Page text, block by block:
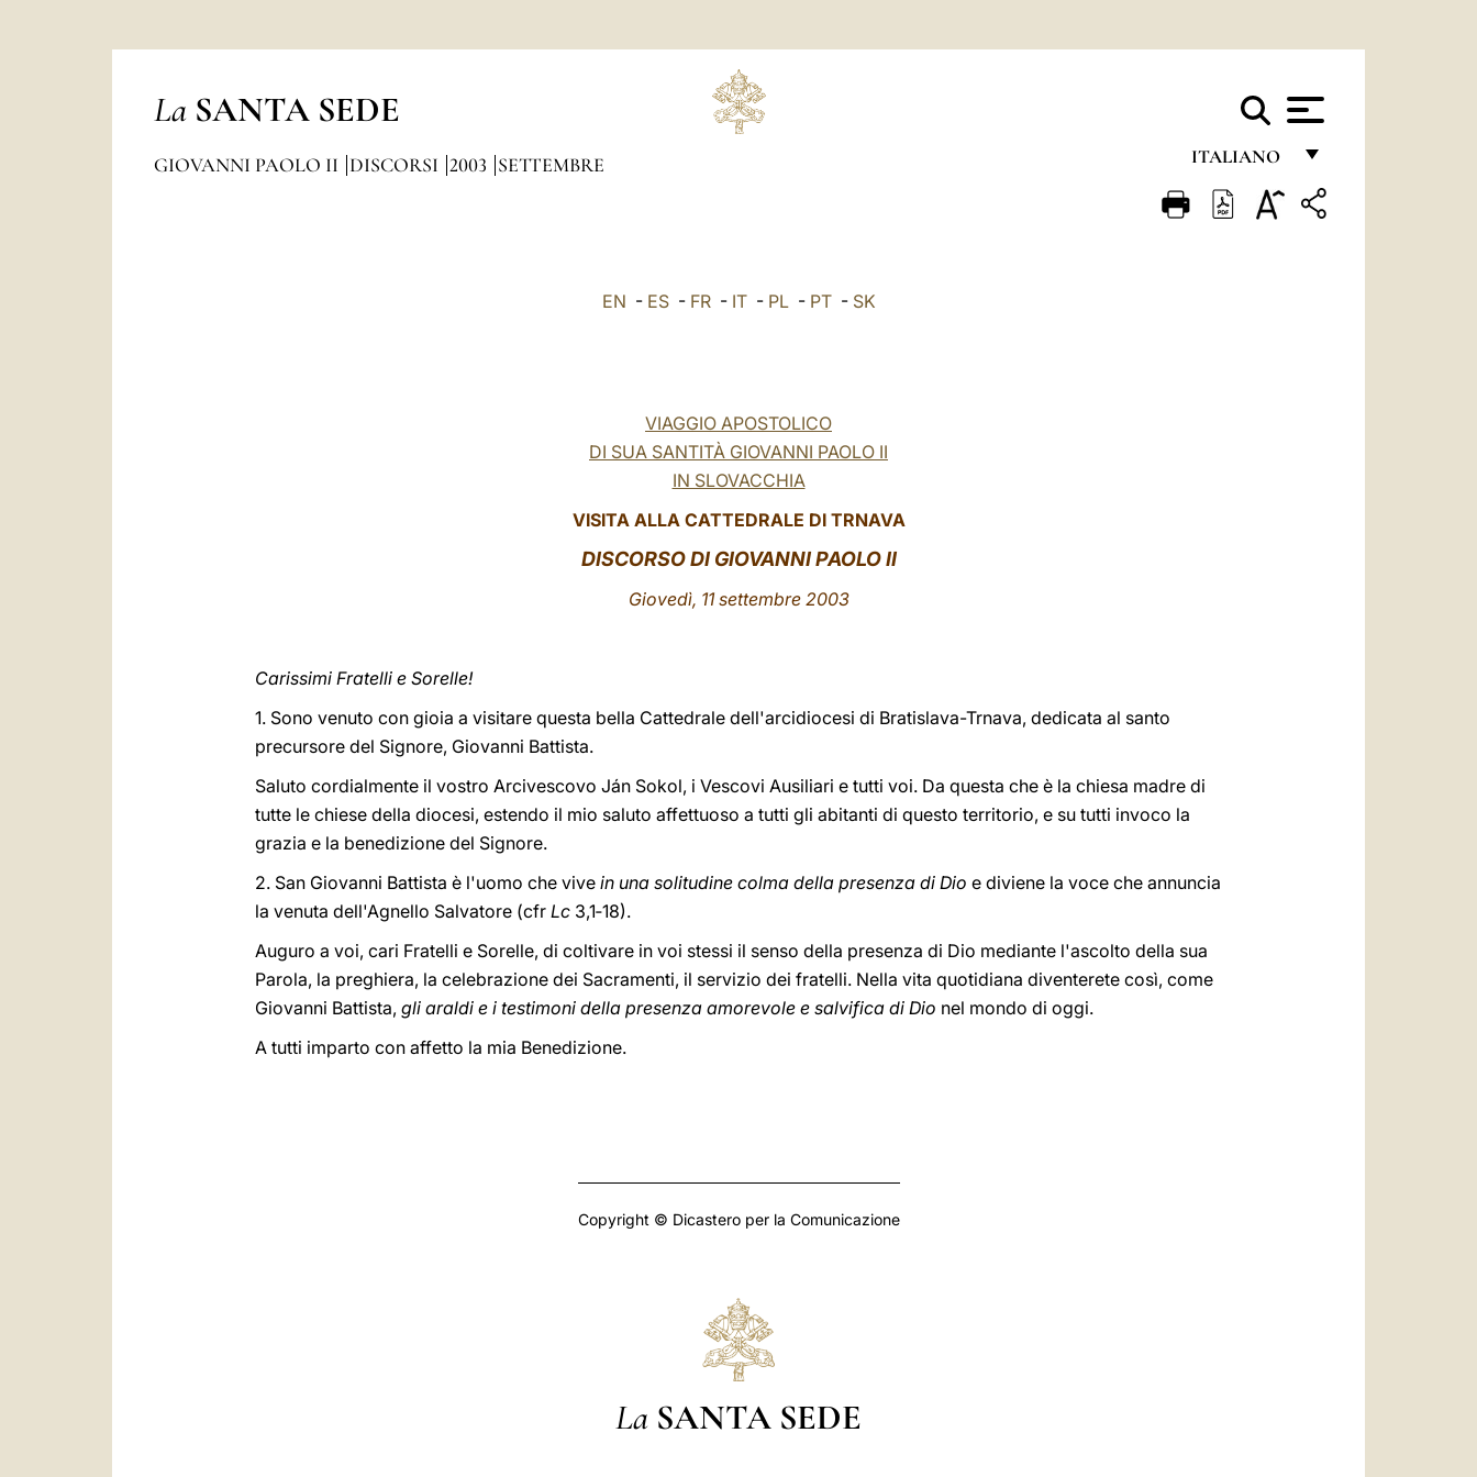
La SANTA SEDE
ITALIANO
FRANÇAIS
GIOVANNI PAOLO II DISCORSI 2003 SETTEMBRE
EN - ES- FR- IT- PL- PT- SK
VIAGGIO APOSTOLICO
DI SUA SANTITÀ GIOVANNI PAOLO II
IN SLOVACCHIA
VISITA ALLA CATTEDRALE DI TRNAVA
DISCORSO DI GIOVANNI PAOLO II
Giovedì, 11 settembre 2003
Carissimi Fratelli e Sorelle!
1. Sono venuto con gioia a visitare questa bella Cattedrale dell'arcidiocesi di Bratislava-Trnava, dedicata al santo
precursore del Signore, Giovanni Battista.
Saluto cordialmente il vostro Arcivescovo Ján Sokol, i Vescovi Ausiliari e tutti voi. Da questa che è la chiesa madre di
tutte le chiese della diocesi, estendo il mio saluto affettuoso a tutti gli abitanti di questo territorio, e su tutti invoco la
grazia e la benedizione del Signore.
2. San Giovanni Battista è l'uomo che vive in una solitudine colma della presenza di Dio e diviene la voce che annuncia
la venuta dell'Agnello Salvatore (cfr Lc 3,1‑18).
Auguro a voi, cari Fratelli e Sorelle, di coltivare in voi stessi il senso della presenza di Dio mediante l'ascolto della sua
Parola, la preghiera, la celebrazione dei Sacramenti, il servizio dei fratelli. Nella vita quotidiana diventerete così, come
Giovanni Battista, gli araldi e i testimoni della presenza amorevole e salvifica di Dio nel mondo di oggi.
A tutti imparto con affetto la mia Benedizione.
Copyright © Dicastero per la Comunicazione
La SANTA SEDE